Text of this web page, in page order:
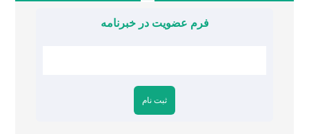
فرم عضویت در خبرنامه